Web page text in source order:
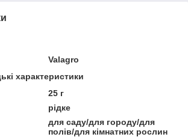
Valagro
характеристики
25 г
рідке
для саду/для городу/для
полів/для кімнатних рослин